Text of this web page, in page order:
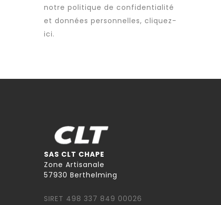
notre politique de confidentialité
et données personnelles, cliquez-
ici.
SAS CLT CHAPE
Zone Artisanale
57930 Berthelming
SIRET 498 337 849 00026